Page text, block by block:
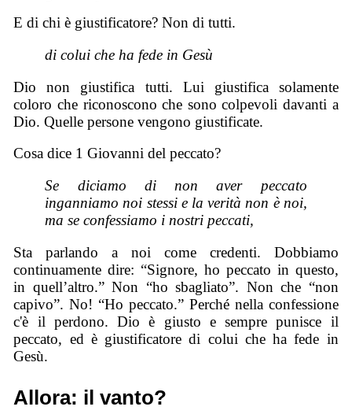
E di chi è giustificatore? Non di tutti.
di colui che ha fede in Gesù
Dio non giustifica tutti. Lui giustifica solamente
coloro che riconoscono che sono colpevoli davanti a
Dio. Quelle persone vengono giustificate.
Cosa dice 1 Giovanni del peccato?
Se diciamo di non aver peccato
inganniamo noi stessi e la verità non è noi,
ma se confessiamo i nostri peccati,
Sta parlando a noi come credenti. Dobbiamo
continuamente dire: “Signore, ho peccato in questo,
in quell’altro.” Non “ho sbagliato”. Non che “non
capivo”. No! “Ho peccato.” Perché nella confessione
c'è il perdono. Dio è giusto e sempre punisce il
peccato, ed è giustificatore di colui che ha fede in
Gesù.
Allora: il vanto?